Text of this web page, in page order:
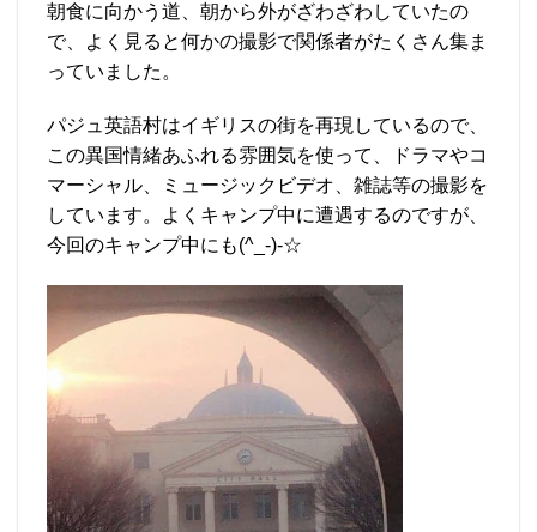
朝食に向かう道、朝から外がざわざわしていたの
で、よく見ると何かの撮影で関係者がたくさん集ま
っていました。
パジュ英語村はイギリスの街を再現しているので、
この異国情緒あふれる雰囲気を使って、ドラマやコ
マーシャル、ミュージックビデオ、雑誌等の撮影を
しています。よくキャンプ中に遭遇するのですが、
今回のキャンプ中にも(^_-)-☆